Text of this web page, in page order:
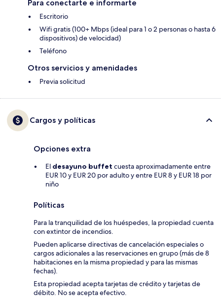
Para conectarte e informarte
Escritorio
Wifi gratis (100+ Mbps (ideal para 1 o 2 personas o hasta 6
dispositivos) de velocidad)
Teléfono
Otros servicios y amenidades
Previa solicitud
Cargos y políticas
Opciones extra
El desayuno buffet cuesta aproximadamente entre
EUR 10 y EUR 20 por adulto y entre EUR 8 y EUR 18 por
niño
Políticas
Para la tranquilidad de los huéspedes, la propiedad cuenta
con extintor de incendios.
Pueden aplicarse directivas de cancelación especiales o
cargos adicionales a las reservaciones en grupo (más de 8
habitaciones en la misma propiedad y para las mismas
fechas).
Esta propiedad acepta tarjetas de crédito y tarjetas de
débito. No se acepta efectivo.